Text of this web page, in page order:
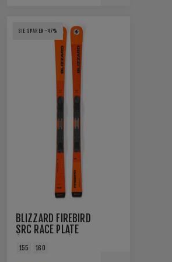
SIE SPAREN -47%
BLIZZARD FIREBIRD
SRC RACE PLATE
155 160